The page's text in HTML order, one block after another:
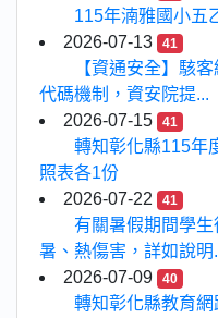
115年湳雅國小五
2026-07-13
41
【資通安全】駭
代碼機制，資安院提...
2026-07-15
41
轉知彰化縣115年
照表各1份
2026-07-22
41
有關暑假期間學
暑、熱傷害，詳如說明
2026-07-09
40
轉知彰化縣教育